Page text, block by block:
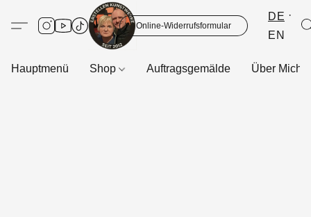
Online-Widerrufsformular
DE
EN
Hauptmenü Shop Auftragsgemälde Über Mich